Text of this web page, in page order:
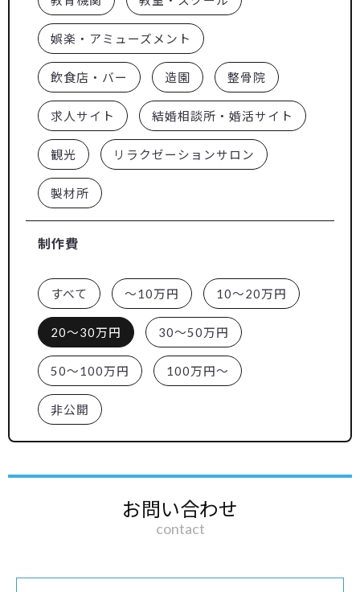
娯楽・アミューズメント
飲食店・バー 造園 整骨院
求人サイト 結婚相談所・婚活サイト
観光 リラクゼーションサロン
製材所
制作費
すべて ～10万円 10～20万円
20～30万円 30～50万円
50～100万円 100万円～
非公開
お問い合わせ
contact